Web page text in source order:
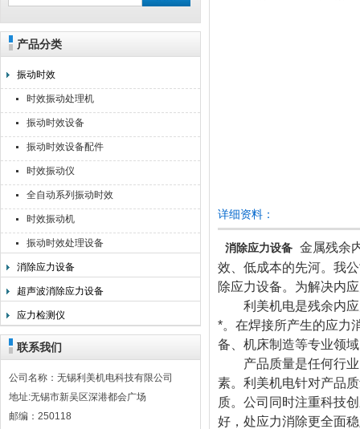
无锡利美机电科技有限公司
产品分类
振动时效
时效振动处理机
振动时效设备
振动时效设备配件
时效振动仪
全自动系列振动时效
时效振动机
振动时效处理设备
消除应力设备
超声波消除应力设备
应力检测仪
联系我们
公司名称：无锡利美机电科技有限公司
地址:无锡市新吴区深港都会广场
邮编：250118
详细资料：
消除应力设备 金属残余
效、低成本的先河。我
除应力设备。为解决内
利美机电是残余内应
*。在焊接所产生的应力
备、机床制造等专业领
产品质量是任何行业
素。利美机电针对产品
质。公司同时注重科技
好，处应力消除更全面